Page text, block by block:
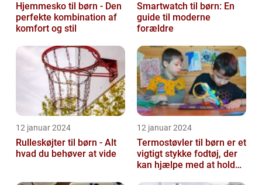
Hjemmesko til børn - Den
perfekte kombination af
komfort og stil
Smartwatch til børn: En
guide til moderne
forældre
12 januar 2024
Rulleskøjter til børn - Alt
hvad du behøver at vide
12 januar 2024
Termostøvler til børn er et
vigtigt stykke fodtøj, der
kan hjælpe med at holde